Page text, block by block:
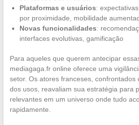
Plataformas e usuários:
por proximidade, mobilidade
Novas funcionalidades:
interfaces evolutivas, gamificação
Para aqueles que querem antecipar
mediagaga.fr online oferece uma
setor. Os atores franceses, confrontados
dos usos, reavaliam sua estratégia para
relevantes em um universo onde tudo
rapidamente.